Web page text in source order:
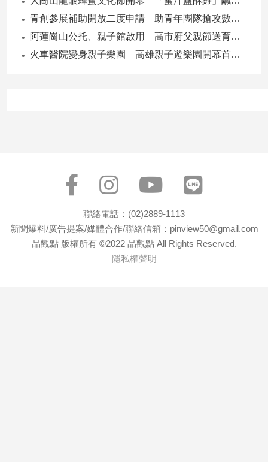
青創參展補助開放二度申請 助青年團隊搶攻數位轉型商機
阿蓮崗山公托、親子館啟用 高市府父親節送育兒暖禮
火車醫院變身親子樂園 高雄親子遊樂園開幕首日爆棚
聯絡電話：(02)2889-1113
新聞爆料/廣告提案/媒體合作/聯絡信箱：pinview50@gmail.com
品觀點 版權所有 ©2022 品觀點 All Rights Reserved.
隱私權聲明